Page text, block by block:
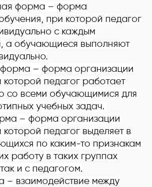
форма – форма
чения, при которой педагог
с каждым
а обучающиеся выполняют
– форма организации
педагог работает
со всеми обучающимися для
учебных задач.
– форма организации
педагог выделяет в
по каким-то признакам
работу в таких группах
и с педагогом.
– взаимодействие между